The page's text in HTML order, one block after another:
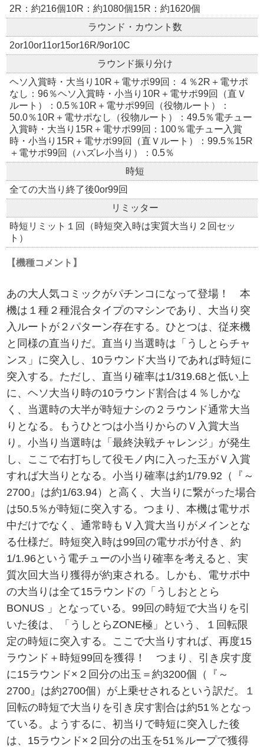
2R：約216個10R：約1080個15R：約1620個
ラウンド・カウント数
2or10or11or15or16R/9or10C
ラウンド振り分け
ヘソ入賞時・大当り10R＋電サポ99回：４％2R＋電サポ
なし：96％ヘソ入賞時・小当り10R＋電サポ99回（直Ｖ
ルート）：0.5％10R＋電サポ99回（役物ルート）：
50.0％10R＋電サポなし（役物ルート）：49.5％電チュー
入賞時・大当り15R＋電サポ99回：100％電チュー入賞
時・小当り15R＋電サポ99回（直Ｖルート）：99.5％15R
＋電サポ99回（ハズレ小当り）：0.5％
時短
全ての大当り終了後0or99回
リミッター
時短リミット１回（時短突入時は実質大当り２回セッ
ト）
【機種コメント】
あの大人気コミックがパチンコになって登場！ 本
機は１種２種混合タイプのマシンであり、大当り突
入ルートが２パターン存在する。ひとつは、従来機
と同様の直当りだ。直当り当選時は「うしとらチャ
ンス」に突入し、10ラウンド大当りであれば時短に
突入する。ただし、直当り確率は1/319.68と低い上
に、ヘソ大当り時の10ラウンド割合は４％しかな
く、当選時の大半が時短ナシの２ラウンド通常大当
りとなる。もうひとつは小当りからのＶ入賞大当
り。小当り当選時は「最終決戦チャレンジ」が発生
し、ここで右打ちして役モノ内に入った玉がＶ入賞
すれば大当りとなる。小当り確率は約1/79.92（『～
2700』は約1/63.94）と高く、大当りに繋がった場合
は50.5％が時短に突入する。つまり、本機は電サポ
中だけでなく、通常時もＶ入賞大当りがメインとな
る仕様だ。時短突入時は99回の電サポが付き、約
1/1.96という電チューの小当り確率を考えると、実
質次回大当り獲得が約束される。しかも、電サポ中
の大当りは全て15ラウンドの「うしおととら
BONUS 」となっている。99回の時短で大当りを引
いた後は、「うしとらZONE極」という、１回転限
定の時短に突入する。ここで大当りすれば、再度15
ラウンド＋時短99回を獲得！ つまり、引き戻す度
に15ラウンド×２回分の出玉＝約3200個（『～
2700』は約2700個）が上乗せされるという訳だ。１
回転の時短で大当りを引き戻す割合は約51％となっ
ている。ようするに、初当りで時短に突入した後
は、15ラウンド×２回分の出玉を51％ループで獲得